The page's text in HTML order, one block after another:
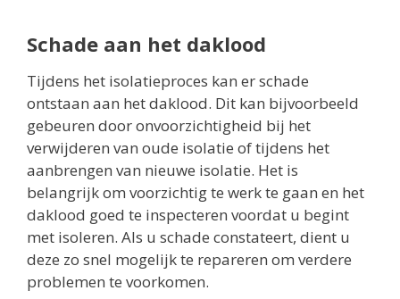
Schade aan het daklood
Tijdens het isolatieproces kan er schade
ontstaan aan het daklood. Dit kan bijvoorbeeld
gebeuren door onvoorzichtigheid bij het
verwijderen van oude isolatie of tijdens het
aanbrengen van nieuwe isolatie. Het is
belangrijk om voorzichtig te werk te gaan en het
daklood goed te inspecteren voordat u begint
met isoleren. Als u schade constateert, dient u
deze zo snel mogelijk te repareren om verdere
problemen te voorkomen.